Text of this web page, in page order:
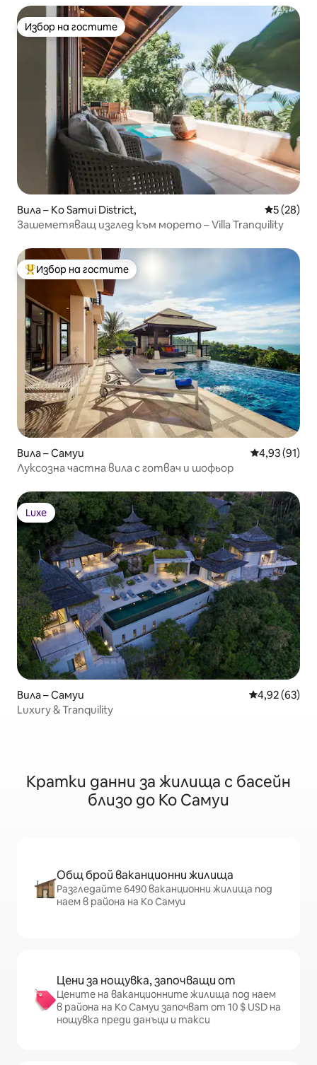
Избор на гостите
Избор на гостите
Вила – Ko Samui District, Средна
5 (28)
Зашеметяващ изглед към морето – Villa Tranquility
Най-популярен избор на гостите
Избор на гостите
Вила – Самуи Средна
4,93 (91)
Луксозна частна вила с готвач и шофьор
Luxe
Luxe
Вила – Самуи Средна
4,92 (63)
Luxury & Tranquility
Кратки данни за жилища с басейн
близо до Ко Самуи
Общ брой ваканционни жилища
Разгледайте 6490 ваканционни жилища под
наем в района на Ко Самуи
Цени за нощувка, започващи от
Цените на ваканционните жилища под наем
в района на Ко Самуи започват от 10 $ USD на
нощувка преди данъци и такси